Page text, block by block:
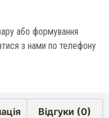
або формування
з нами по телефону
Відгуки (0)